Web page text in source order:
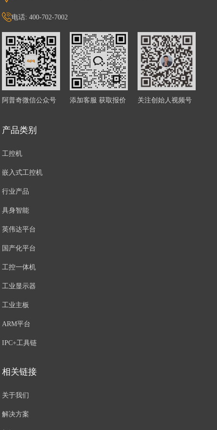
电话: 400-702-7002
阿普奇微信公众号 添加客服 获取报价 关注创始人视频号
产品类别
工控机
嵌入式工控机
行业产品
具身智能
英伟达平台
国产化平台
工控一体机
工业显示器
工业主板
ARM平台
IPC+工具链
相关链接
关于我们
解决方案